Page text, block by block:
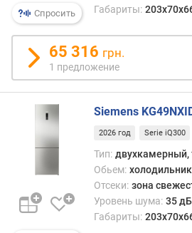
м
е
р
у
м
о
Спросить
Габариты:
65 316 грн.
1 предложение
Siemens
2026 год Serie iQ300
Тип: двухкамерный,
Обьем:
Отсеки: зона
Уровень шума: 35 дБ
Габариты: